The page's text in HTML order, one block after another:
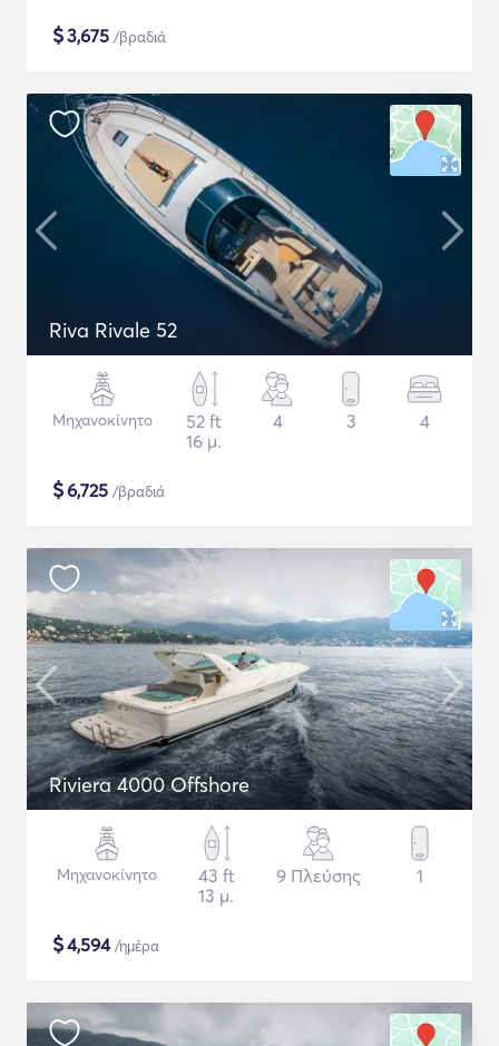
$3,675 /βραδιά
Riva Rivale 52
Μηχανοκίνητο
52 ft
16 μ.
4 3 4
$6,725 /βραδιά
Riviera 4000 Offshore
Μηχανοκίνητο
43 ft
13 μ.
9 Πλεύσης 1
$4,594/ημέρα